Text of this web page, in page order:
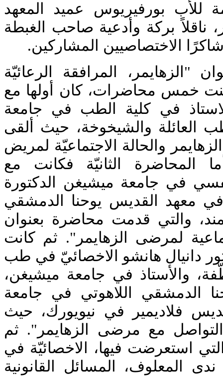
للأب بورفيريوس عميد المعهد
ناقلاً بركة وأدعية صاحب الغبطة
الاختصاصيين المشاركين.
"الزهايمر، المرافقة الرعائيّة
خمس محاضرات، كان أولها مع
في كلية الطب في جامعة
العائلة والشيخوخة، حيث ألقى
والحالة الاجتماعيّة لمريض
المحاضرة الثانيّة فكانت مع
في جامعة ميشيغن الدكتورة
في معهد القديس يوحنا الدمشقي
والتي قدمت محاضرة بعنوان
لمرضى الزهايمر". ثم كانت
دانيال هانشو الاخصائيّ في طب
والأستاذ في جامعة ميشيغن،
الدمشقي اللاهوتي في جامعة
فلاديمير في نيويورك، حيث
مع مرضى الزهايمر". ثم
استعرضت فيها، الاخصائيّة في
المعلوف، المسائل القانونية